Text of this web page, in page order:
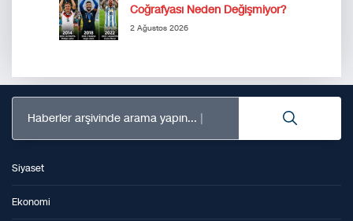
Coğrafyası Neden Değişmiyor?
2 Ağustos 2026
Haberler arşivinde arama yapın...
Siyaset
Ekonomi